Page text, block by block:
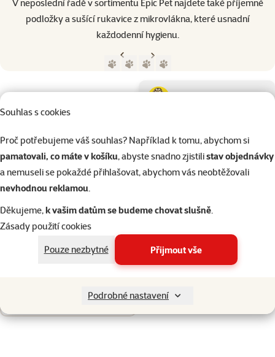
Souhlas s cookies
Proč potřebujeme váš souhlas? Například k tomu, abychom si
pamatovali, co máte v košíku, abyste snadno zjistilistav objednávky
a nemuseli se pokaždé přihlašovat, abychom vás neobtěžovali
nevhodnou reklamou.
Děkujeme,k vašim datům se budeme chovat slušně.
Zásady použití cookies
Pouze nezbytné
Přijmout vše
Podrobné nastavení
V neposlední řadě v sortimentu Epic Pet najdete také příjemné
podložky a sušící rukavice z mikrovlákna, které usnadní
každodenní hygienu.
Předchozí stranaNásledující strana
Podkategorie
Kočky
Drobní savci
Ptáci
Filtrovat
Psi > Potřeby pro krmení psů